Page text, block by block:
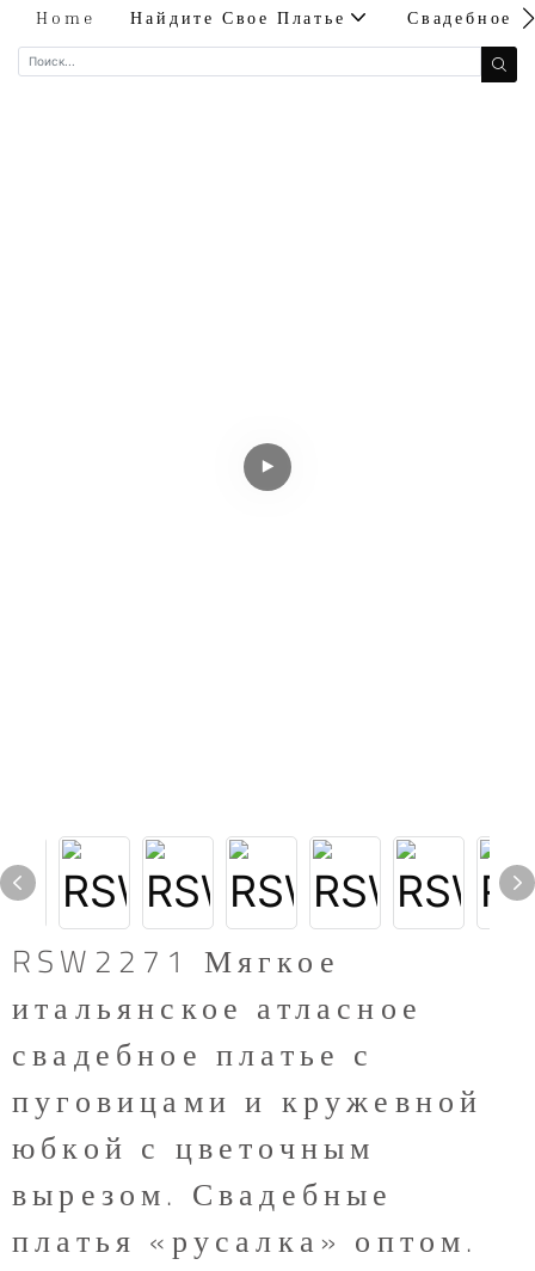
Home Найдите Свое Платье Свадебное
RSW2271 Мягкое
итальянское атласное
свадебное платье с
пуговицами и кружевной
юбкой с цветочным
вырезом. Свадебные
платья «русалка» оптом.